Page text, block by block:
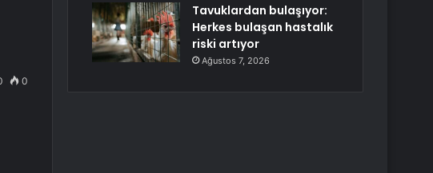
0
Tavuklardan bulaşıyor:
Herkes bulaşan hastalık
riski artıyor
Ağustos 7, 2026